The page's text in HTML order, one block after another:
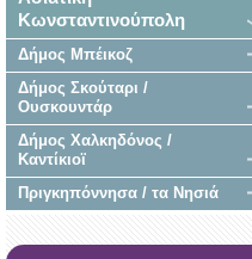
Κωνσταντινούπολη
Δήμος Μπέικοζ
Δήμος Σκούταρι /
Ουσκουντάρ
Δήμος Χαλκηδόνος /
Καντίκιοϊ
Πριγκηπόννησα / τα Νησιά